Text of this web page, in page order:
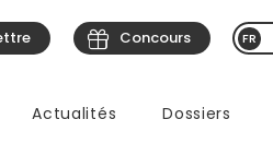
Actualités Dossiers
Concours